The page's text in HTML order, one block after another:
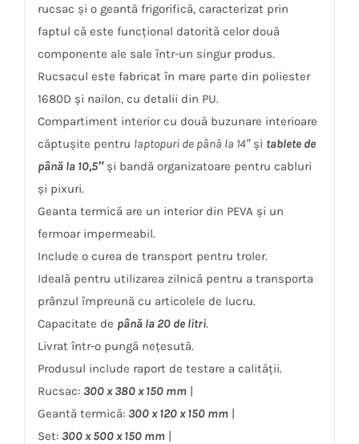
rucsac și o geantă frigorifică, caracterizat prin
faptul că este funcțional datorită celor două
componente ale sale într-un singur produs.
Rucsacul este fabricat în mare parte din poliester
1680D și nailon, cu detalii din PU.
Compartiment interior cu două buzunare interioare
căptușite pentru laptopuri de până la 14″și tablete de
până la 10,5″și bandă organizatoare pentru cabluri
și pixuri.
Geanta termică are un interior din PEVA și un
fermoar impermeabil.
Include o curea de transport pentru troler.
Ideală pentru utilizarea zilnică pentru a transporta
prânzul împreună cu articolele de lucru.
Capacitate de până la 20 de litri.
Livrat într-o pungă nețesută.
Produsul include raport de testare a calității.
Rucsac: 300 x 380 x 150 mm|
Geantă termică: 300 x 120 x 150 mm|
Set: 300 x 500 x 150 mm|